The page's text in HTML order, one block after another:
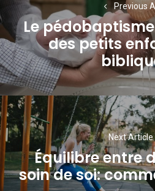
l’article
Previous
Le
des petits
Next Article
Équilibre entre
soin de soi: